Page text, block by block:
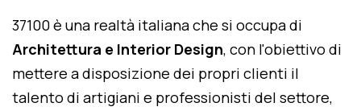
37100 è una realtà italiana che si occupa di
Architettura e Interior Design, con l'obiettivo di
mettere a disposizione dei propri clienti il
talento di artigiani e professionisti del settore,